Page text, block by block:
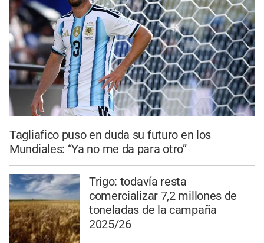
Tagliafico puso en duda su futuro en los
Mundiales: “Ya no me da para otro”
Trigo: todavía resta
comercializar 7,2 millones de
toneladas de la campaña
2025/26